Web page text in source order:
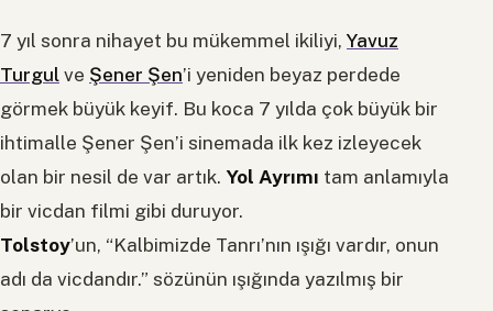
7 yıl sonra nihayet bu mükemmel ikiliyi, Yavuz
Turgul ve Şener Şen’i yeniden beyaz perdede
görmek büyük keyif. Bu koca 7 yılda çok büyük bir
ihtimalle Şener Şen’i sinemada ilk kez izleyecek
olan bir nesil de var artık. Yol Ayrımı tam anlamıyla
bir vicdan filmi gibi duruyor.
Tolstoy’un, “Kalbimizde Tanrı’nın ışığı vardır, onun
adı da vicdandır.” sözünün ışığında yazılmış bir